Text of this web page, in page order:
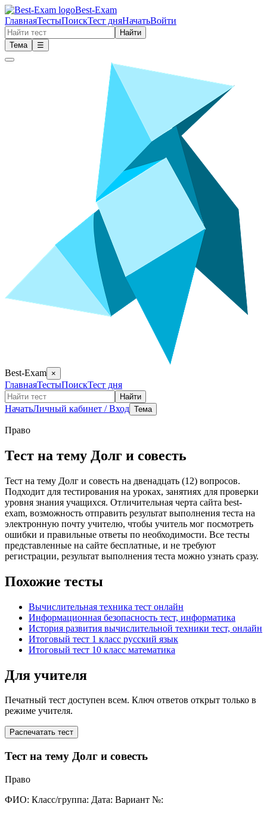
Best-Exam
ГлавнаяТестыПоискТест дняНачатьВойти
Найти
Тема
☰
Best-Exam ×
ГлавнаяТестыПоискТест дня
Найти
НачатьЛичный кабинет / Вход Тема
Право
Тест на тему Долг и совесть
Тест на тему Долг и совесть на двенадцать (12) вопросов.
Подходит для тестирования на уроках, занятиях для проверки
уровня знания учащихся. Отличительная черта сайта best-
exam, возможность отправить результат выполнения теста на
электронную почту учителю, чтобы учитель мог посмотреть
ошибки и правильные ответы по необходимости. Все тесты
представленные на сайте бесплатные, и не требуют
регистрации, результат выполнения теста можно узнать сразу.
Похожие тесты
Вычислительная техника тест онлайн
Информационная безопасность тест, информатика
История развития вычислительной техники тест, онлайн
Итоговый тест 1 класс русский язык
Итоговый тест 10 класс математика
Для учителя
Печатный тест доступен всем. Ключ ответов открыт только в
режиме учителя.
Распечатать тест
Тест на тему Долг и совесть
Право
ФИО: Класс/группа: Дата: Вариант №: